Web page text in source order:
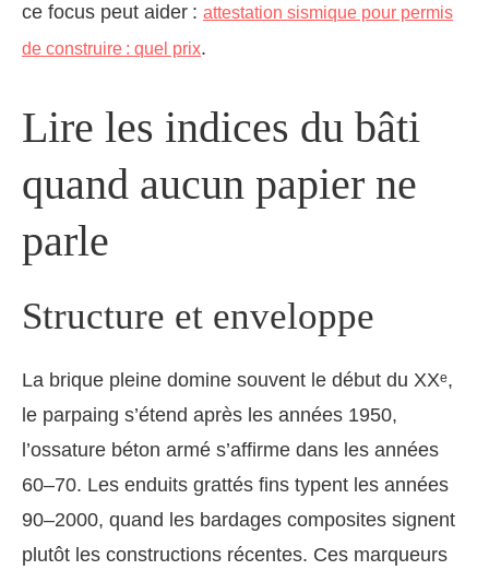
ce focus peut aider : attestation sismique pour permis
de construire : quel prix.
Lire les indices du bâti
quand aucun papier ne
parle
Structure et enveloppe
La brique pleine domine souvent le début du XXᵉ,
le parpaing s’étend après les années 1950,
l’ossature béton armé s’affirme dans les années
60–70. Les enduits grattés fins typent les années
90–2000, quand les bardages composites signent
plutôt les constructions récentes. Ces marqueurs